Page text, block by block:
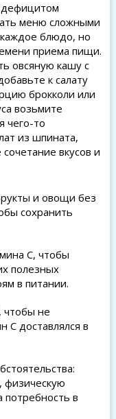
дефицитом
меню сложными
блюдо, но
приема пищи.
овсяную кашу с
к салату
брокколи или
возьмите
чего-то
из шпината,
вкусов и
и овощи без
сохранить
C, чтобы
полезных
в питании.
чтобы не
C доставлялся в
физическую
потребность в